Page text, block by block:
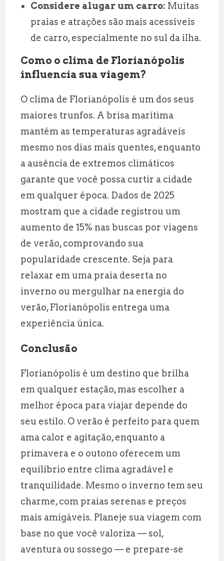
Considere alugar um carro: Muitas
praias e atrações são mais acessíveis
de carro, especialmente no sul da ilha.
Como o clima de Florianópolis
influencia sua viagem?
O clima de Florianópolis é um dos seus
maiores trunfos. A brisa marítima
mantém as temperaturas agradáveis
mesmo nos dias mais quentes, enquanto
a ausência de extremos climáticos
garante que você possa curtir a cidade
em qualquer época. Dados de 2025
mostram que a cidade registrou um
aumento de 15% nas buscas por viagens
de verão, comprovando sua
popularidade crescente. Seja para
relaxar em uma praia deserta no
inverno ou mergulhar na energia do
verão, Florianópolis entrega uma
experiência única.
Conclusão
Florianópolis é um destino que brilha
em qualquer estação, mas escolher a
melhor época para viajar depende do
seu estilo. O verão é perfeito para quem
ama calor e agitação, enquanto a
primavera e o outono oferecem um
equilíbrio entre clima agradável e
tranquilidade. Mesmo o inverno tem seu
charme, com praias serenas e preços
mais amigáveis. Planeje sua viagem com
base no que você valoriza — sol,
aventura ou sossego — e prepare-se